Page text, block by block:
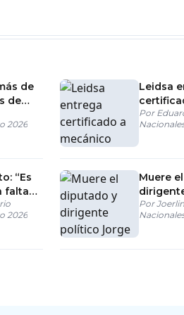
de
de
en
2026
Leidsa
Por
“Es
falta
los
2026
Muere
Jorge
días
Por